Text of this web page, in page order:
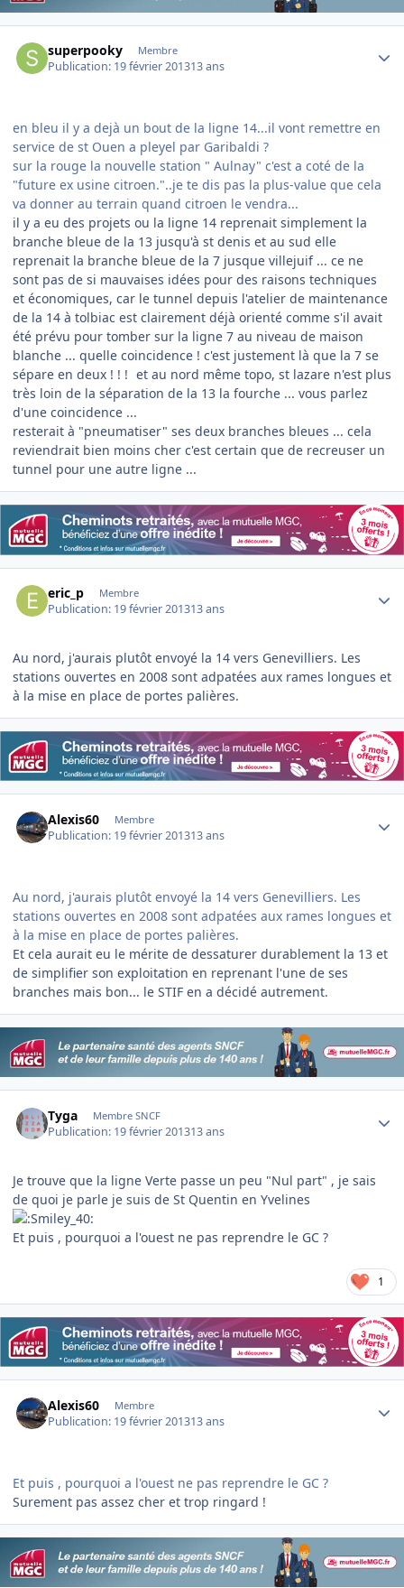
superpooky Membre
Publication: 19 février 201313 ans
en bleu il y a dejà un bout de la ligne 14...il vont remettre en
service de st Ouen a pleyel par Garibaldi ?
sur la rouge la nouvelle station " Aulnay" c'est a coté de la
"future ex usine citroen."..je te dis pas la plus-value que cela
va donner au terrain quand citroen le vendra...
il y a eu des projets ou la ligne 14 reprenait simplement la
branche bleue de la 13 jusqu'à st denis et au sud elle
reprenait la branche bleue de la 7 jusque villejuif ... ce ne
sont pas de si mauvaises idées pour des raisons techniques
et économiques, car le tunnel depuis l'atelier de maintenance
de la 14 à tolbiac est clairement déjà orienté comme s'il avait
été prévu pour tomber sur la ligne 7 au niveau de maison
blanche ... quelle coincidence ! c'est justement là que la 7 se
sépare en deux ! ! ! et au nord même topo, st lazare n'est plus
très loin de la séparation de la 13 la fourche ... vous parlez
d'une coincidence ...
resterait à "pneumatiser" ses deux branches bleues ... cela
reviendrait bien moins cher c'est certain que de recreuser un
tunnel pour une autre ligne ...
eric_p Membre
Publication: 19 février 201313 ans
Au nord, j'aurais plutôt envoyé la 14 vers Genevilliers. Les
stations ouvertes en 2008 sont adpatées aux rames longues et
à la mise en place de portes palières.
Alexis60 Membre
Publication: 19 février 201313 ans
Au nord, j'aurais plutôt envoyé la 14 vers Genevilliers. Les
stations ouvertes en 2008 sont adpatées aux rames longues et
à la mise en place de portes palières.
Et cela aurait eu le mérite de dessaturer durablement la 13 et
de simplifier son exploitation en reprenant l'une de ses
branches mais bon... le STIF en a décidé autrement.
Tyga Membre SNCF
Publication: 19 février 201313 ans
Je trouve que la ligne Verte passe un peu "Nul part" , je sais
de quoi je parle je suis de St Quentin en Yvelines
Et puis , pourquoi a l'ouest ne pas reprendre le GC ?
1
Alexis60 Membre
Publication: 19 février 201313 ans
Et puis , pourquoi a l'ouest ne pas reprendre le GC ?
Surement pas assez cher et trop ringard !